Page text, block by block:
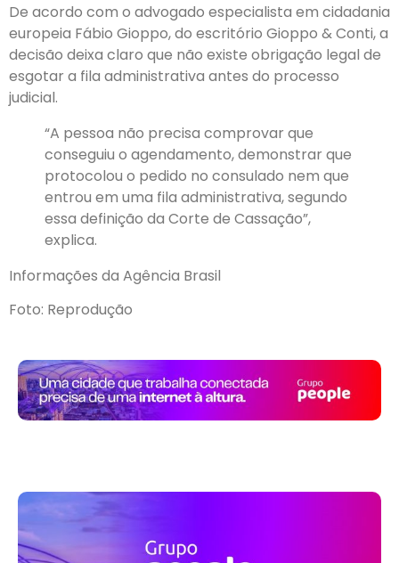
De acordo com o advogado especialista em cidadania
europeia Fábio Gioppo, do escritório Gioppo & Conti, a
decisão deixa claro que não existe obrigação legal de
esgotar a fila administrativa antes do processo
judicial.
“A pessoa não precisa comprovar que
conseguiu o agendamento, demonstrar que
protocolou o pedido no consulado nem que
entrou em uma fila administrativa, segundo
essa definição da Corte de Cassação”,
explica.
Informações da Agência Brasil
Foto: Reprodução